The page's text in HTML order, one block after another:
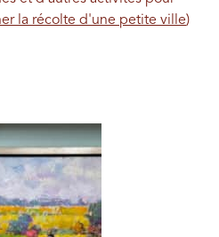
la récolte d'une petite ville)